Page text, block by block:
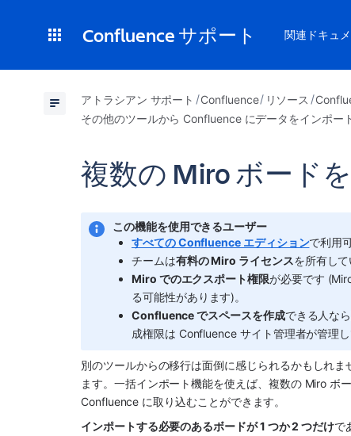
Confluence サポート 関連ドキュ
アトラシアン サポート Confluence リソース
その他のツールから Confluence にデータをインポー
複数の Miro ボード
この機能を使用できるユーザー
すべての Confluence エディションで利用
チームは有料の Miro ライセンスを所有し
Miro でのエクスポート権限が必要です
る可能性があります)。
Confluence でスペースを作成できる人な
成権限は Confluence サイト管理者が管理し
別のツールからの移行は面倒に感じられるかもしれ
ます。一括インポート機能を使えば、複数の Miro ボ
Confluence に取り込むことができます。
インポートする必要のあるボードが 1 つか 2 つだけで